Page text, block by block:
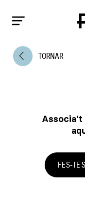
arrow_back_ios TORNAR
FES-TE